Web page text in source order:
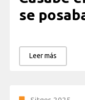
se
Leer más